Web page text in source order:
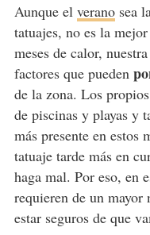
Aunque el veranosea
tatuajes, no es la
meses de calor,
factores que pueden
de la zona. Los
de piscinas y playas y
más presente en estos
tatuaje tarde más en
haga mal. Por eso, en
requieren de un mayor
estar seguros de que